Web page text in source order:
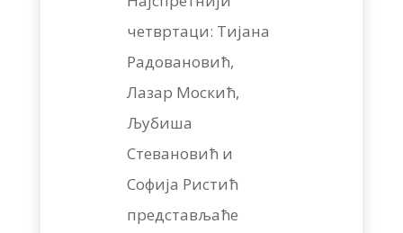
четвртаци: Тијана
Радовановић,
Лазар Москић,
Љубиша
Стевановић и
Софија Ристић
представљаће